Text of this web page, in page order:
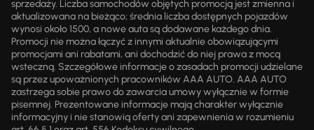
sprzedaży. Liczba samochodów objętych promocją jest zmienna i
aktualizowana na bieżąco; średnia liczba dostępnych pojazdów
wynosi około 1500, a nowe auta są dodawane każdego dnia.
Promocji nie można łączyć z innymi aktualnie obowiązującymi
promocjami ani rabatami, ani dochodzić do niej prawa z mocą
wsteczną. Szczegółowe informacje o zasadach promocji udzielane
są przez upoważnionych pracowników AAA AUTO. AAA AUTO
zastrzega sobie prawo do zawarcia umowy wyłącznie w formie
pisemnej. Prezentowane informacje mają charakter wyłącznie
informacyjny i nie stanowią oferty ani zapewnienia w rozumieniu